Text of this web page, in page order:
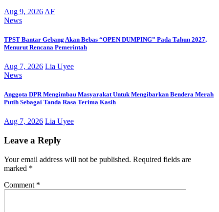
Aug 9, 2026 AF
News
TPST Bantar Gebang Akan Bebas “OPEN DUMPING” Pada Tahun 2027,
Menurut Rencana Pemerintah
Aug 7, 2026 Lia Uyee
News
Anggota DPR Mengimbau Masyarakat Untuk Mengibarkan Bendera Merah
Putih Sebagai Tanda Rasa Terima Kasih
Aug 7, 2026 Lia Uyee
Leave a Reply
Your email address will not be published. Required fields are
marked *
Comment *